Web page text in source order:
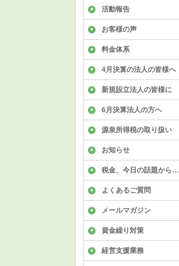
活動報告
お客様の声
料金体系
4月決算の法人の皆様へ
新規設立法人の皆様に
6月決算法人の方へ
源泉所得税の取り扱い
お知らせ
税金、今日の話題から…
よくあるご質問
メールマガジン
資金繰り対策
経営支援業務